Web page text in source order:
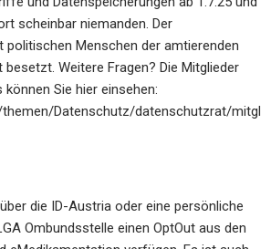
scheinbar niemanden. Der
Menschen der amtierenden
Weitere Fragen? Die Mitglieder
Sie hier einsehen:
themen/Datenschutz/datenschutzrat/mitgl
die ID-Austria oder eine persönliche
Ombundsstelle einen OptOut aus den